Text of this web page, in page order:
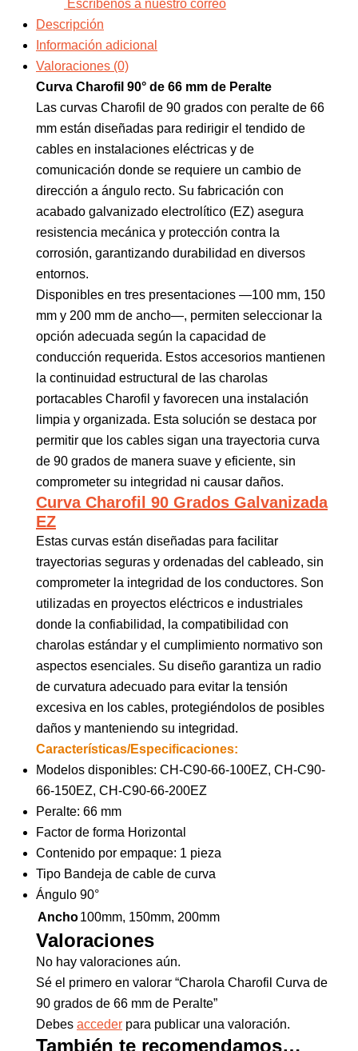
Escríbenos a nuestro correo
Descripción
Información adicional
Valoraciones (0)
Curva Charofil 90° de 66 mm de Peralte
Las curvas Charofil de 90 grados con peralte de 66
mm están diseñadas para redirigir el tendido de
cables en instalaciones eléctricas y de
comunicación donde se requiere un cambio de
dirección a ángulo recto. Su fabricación con
acabado galvanizado electrolítico (EZ) asegura
resistencia mecánica y protección contra la
corrosión, garantizando durabilidad en diversos
entornos.
Disponibles en tres presentaciones —100 mm, 150
mm y 200 mm de ancho—, permiten seleccionar la
opción adecuada según la capacidad de
conducción requerida. Estos accesorios mantienen
la continuidad estructural de las charolas
portacables Charofil y favorecen una instalación
limpia y organizada. Esta solución se destaca por
permitir que los cables sigan una trayectoria curva
de 90 grados de manera suave y eficiente, sin
comprometer su integridad ni causar daños.
Curva Charofil 90 Grados Galvanizada
EZ
Estas curvas están diseñadas para facilitar
trayectorias seguras y ordenadas del cableado, sin
comprometer la integridad de los conductores. Son
utilizadas en proyectos eléctricos e industriales
donde la confiabilidad, la compatibilidad con
charolas estándar y el cumplimiento normativo son
aspectos esenciales. Su diseño garantiza un radio
de curvatura adecuado para evitar la tensión
excesiva en los cables, protegiéndolos de posibles
daños y manteniendo su integridad.
Características/Especificaciones:
Modelos disponibles: CH-C90-66-100EZ, CH-C90-
66-150EZ, CH-C90-66-200EZ
Peralte: 66 mm
Factor de forma Horizontal
Contenido por empaque: 1 pieza
Tipo Bandeja de cable de curva
Ángulo 90°
Ancho100mm, 150mm, 200mm
Valoraciones
No hay valoraciones aún.
Sé el primero en valorar “Charola Charofil Curva de
90 grados de 66 mm de Peralte”
Debes acceder para publicar una valoración.
También te recomendamos…